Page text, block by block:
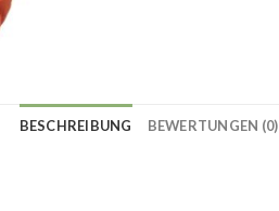
BESCHREIBUNG BEWERTUNGEN (0)